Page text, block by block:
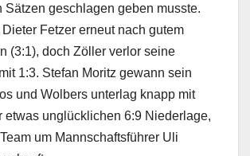
Sätzen geschlagen geben musste.
Fetzer erneut nach gutem
(3:1), doch Zöller verlor seine
1:3. Stefan Moritz gewann sein
und Wolbers unterlag knapp mit
etwas unglücklichen 6:9 Niederlage,
um Mannschaftsführer Uli